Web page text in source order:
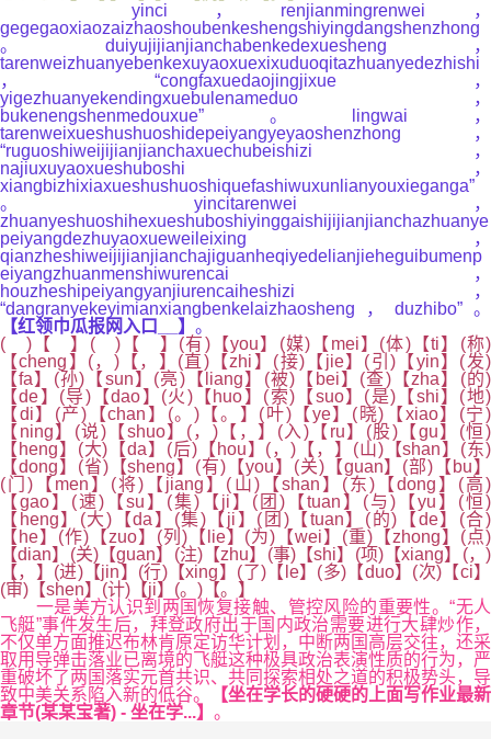
yinci，renjianmingrenwei，
gegegaoxiaozaizhaoshoubenkeshengshiyingdangshenzhong
。duiyujijianjianchabenkedexuesheng，
tarenweizhuanyebenkexuyaoxuexixuduoqitazhuanyedezhishi
，“congfaxuedaojingjixue，
yigezhuanyekendingxuebulenameduo，
bukenengshenmedouxue”。lingwai，
tarenweixueshushuoshidepeiyangyeyaoshenzhong，
“ruguoshiweijijianjianchaxuechubeishizi，
najiuxuyaoxueshuboshi，
xiangbizhixiaxueshushuoshiquefashiwuxunlianyouxieganga”
。yincitarenwei，
zhuanyeshuoshihexueshuboshiyinggaishijijianjianchazhuanye
peiyangdezhuyaoxueweileixing，
qianzheshiweijijianjianchajiguanheqiyedelianjieheguibumenp
eiyangzhuanmenshiwurencai，
houzheshipeiyangyanjiurencaiheshizi，
“dangranyekeyimianxiangbenkelaizhaosheng，duzhibo”。
【红领巾瓜报网入口__】 。
( )【 】( )【 】(有)【you】(媒)【mei】(体)【ti】(称)
【cheng】(，)【，】(直)【zhi】(接)【jie】(引)【yin】(发)
【fa】(孙)【sun】(亮)【liang】(被)【bei】(查)【zha】(的)
【de】(导)【dao】(火)【huo】(索)【suo】(是)【shi】(地)
【di】(产)【chan】(。)【。】(叶)【ye】(晓)【xiao】(宁)
【ning】(说)【shuo】(，)【，】(入)【ru】(股)【gu】(恒)
【heng】(大)【da】(后)【hou】(，)【，】(山)【shan】(东)
【dong】(省)【sheng】(有)【you】(关)【guan】(部)【bu】
(门)【men】(将)【jiang】(山)【shan】(东)【dong】(高)
【gao】(速)【su】(集)【ji】(团)【tuan】(与)【yu】(恒)
【heng】(大)【da】(集)【ji】(团)【tuan】(的)【de】(合)
【he】(作)【zuo】(列)【lie】(为)【wei】(重)【zhong】(点)
【dian】(关)【guan】(注)【zhu】(事)【shi】(项)【xiang】(，)
【，】(进)【jin】(行)【xing】(了)【le】(多)【duo】(次)【ci】
(审)【shen】(计)【ji】(。)【。】
一是美方认识到两国恢复接触、管控风险的重要性。“无人
飞艇”事件发生后，拜登政府出于国内政治需要进行大肆炒作，
不仅单方面推迟布林肯原定访华计划，中断两国高层交往，还采
取用导弹击落业已离境的飞艇这种极具政治表演性质的行为，严
重破坏了两国落实元首共识、共同探索相处之道的积极势头，导
致中美关系陷入新的低谷。
【坐在学长的硬硬的上面写作业最新
章节(某某宝著) - 坐在学...】 。